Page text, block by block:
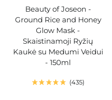
Beauty of Joseon -
Ground Rice and Honey
Glow Mask -
Skaistinamoji Ryžių
Kaukė su Medumi Veidui
- 150ml
435